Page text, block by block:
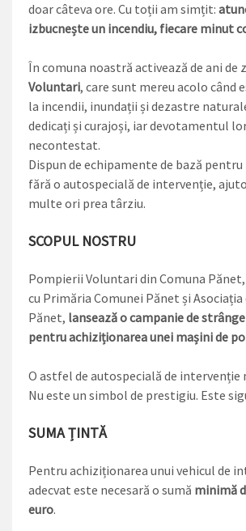
doar câteva ore. Cu toții am simțit:
izbucnește un incendiu, fiecare minut
În comuna noastră activează de ani de
Voluntari, care sunt mereu acolo când
la incendii, inundații și dezastre
dedicați și curajoși, iar devotamentul
necontestat.
Dispun de echipamente de bază
fără o autospecială de intervenție,
multe ori prea târziu.
SCOPUL NOSTRU
Pompierii Voluntari din Comuna
cu Primăria Comunei Pănet și
Pănet, lansează o campanie de
pentru achiziționarea unei mașini de
O astfel de autospecială de intervenție
Nu este un simbol de prestigiu. Este
SUMA ȚINTĂ
Pentru achiziționarea unui vehicul de
adecvat este necesară o sumă minimă
euro.